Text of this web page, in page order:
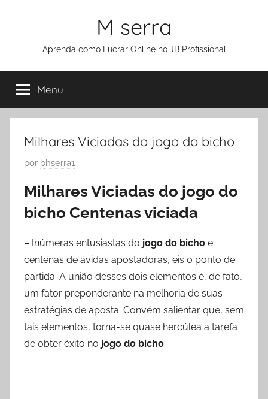
M serra
Aprenda como Lucrar Online no JB Profissional
Menu
Milhares Viciadas do jogo do bicho
P
b
l
a
6
por bhserra1
Milhares Viciadas do jogo do
bicho Centenas viciada
– Inúmeras entusiastas do jogo do bicho e
centenas de ávidas apostadoras, eis o ponto de
partida. A união desses dois elementos é, de fato,
um fator preponderante na melhoria de suas
estratégias de aposta. Convém salientar que, sem
tais elementos, torna-se quase hercúlea a tarefa
de obter êxito no jogo do bicho.